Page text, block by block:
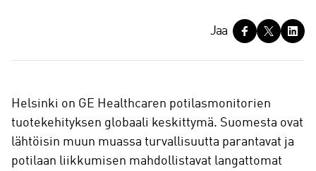
a
Jaa
Helsinki on GE Healthcaren potilasmonitorien
tuotekehityksen globaali keskittymä. Suomesta ovat
lähtöisin muun muassa turvallisuutta parantavat ja
potilaan liikkumisen mahdollistavat langattomat